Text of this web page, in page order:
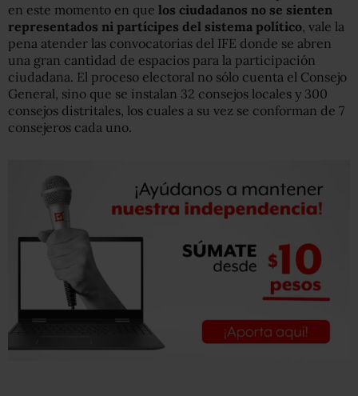
en este momento en que los ciudadanos no se sienten
representados ni partícipes del sistema político, vale la
pena atender las convocatorias del IFE donde se abren
una gran cantidad de espacios para la participación
ciudadana. El proceso electoral no sólo cuenta el Consejo
General, sino que se instalan 32 consejos locales y 300
consejos distritales, los cuales a su vez se conforman de 7
consejeros cada uno.